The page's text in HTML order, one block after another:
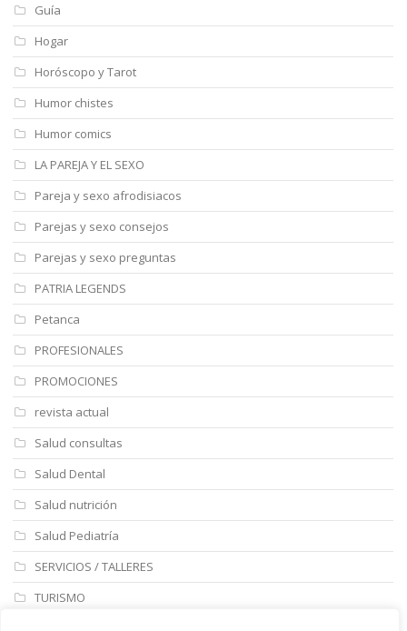
Guía
Hogar
Horóscopo y Tarot
Humor chistes
Humor comics
LA PAREJA Y EL SEXO
Pareja y sexo afrodisiacos
Parejas y sexo consejos
Parejas y sexo preguntas
PATRIA LEGENDS
Petanca
PROFESIONALES
PROMOCIONES
revista actual
Salud consultas
Salud Dental
Salud nutrición
Salud Pediatría
SERVICIOS / TALLERES
TURISMO